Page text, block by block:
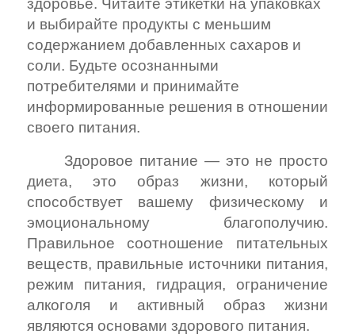
здоровье. Читайте этикетки на упаковках
и выбирайте продукты с меньшим
содержанием добавленных сахаров и
соли. Будьте осознанными
потребителями и принимайте
информированные решения в отношении
своего питания.
Здоровое питание — это не просто
диета, это образ жизни, который
способствует вашему физическому и
эмоциональному благополучию.
Правильное соотношение питательных
веществ, правильные источники питания,
режим питания, гидрация, ограничение
алкоголя и активный образ жизни
являются основами здорового питания.